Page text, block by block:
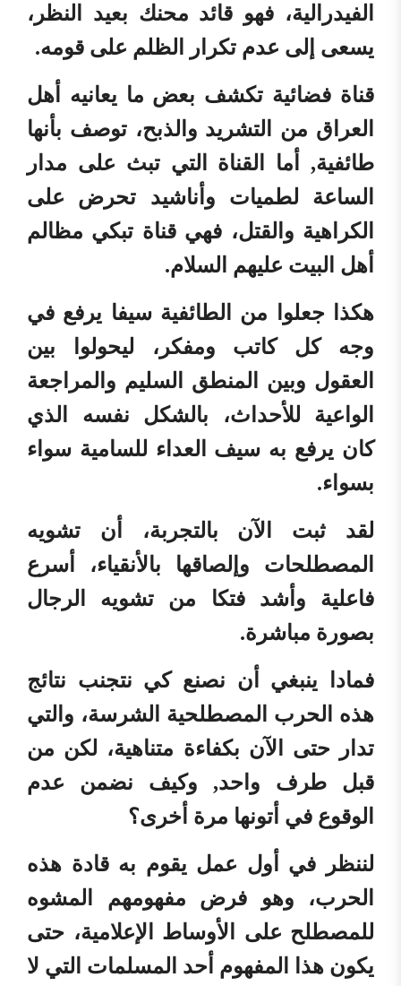
الفيدرالية، فهو قائد محنك بعيد النظر،
يسعى إلى عدم تكرار الظلم على قومه.
قناة فضائية تكشف بعض ما يعانيه أهل
العراق من التشريد والذبح، توصف بأنها
طائفية, أما القناة التي تبث على مدار
الساعة لطميات وأناشيد تحرض على
الكراهية والقتل، فهي قناة تبكي مظالم
أهل البيت عليهم السلام.
هكذا جعلوا من الطائفية سيفا يرفع في
وجه كل كاتب ومفكر، ليحولوا بين
العقول وبين المنطق السليم والمراجعة
الواعية للأحداث، بالشكل نفسه الذي
كان يرفع به سيف العداء للسامية سواء
بسواء.
لقد ثبت الآن بالتجربة، أن تشويه
المصطلحات وإلصاقها بالأنقياء، أسرع
فاعلية وأشد فتكا من تشويه الرجال
بصورة مباشرة.
فمادا ينبغي أن نصنع كي نتجنب نتائج
هذه الحرب المصطلحية الشرسة، والتي
تدار حتى الآن بكفاءة متناهية، لكن من
قبل طرف واحد, وكيف نضمن عدم
الوقوع في أتونها مرة أخرى؟
لننظر في أول عمل يقوم به قادة هذه
الحرب، وهو فرض مفهومهم المشوه
للمصطلح على الأوساط الإعلامية، حتى
يكون هذا المفهوم أحد المسلمات التي لا